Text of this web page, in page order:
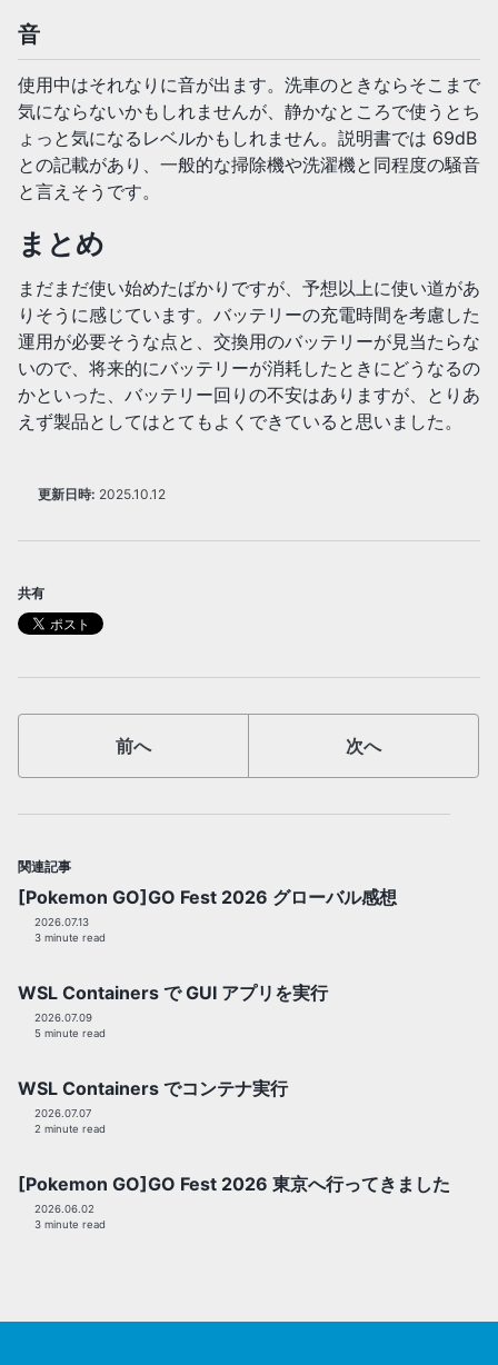
音
使用中はそれなりに音が出ます。洗車のときならそこまで
気にならないかもしれませんが、静かなところで使うとち
ょっと気になるレベルかもしれません。説明書では 69dB
との記載があり、一般的な掃除機や洗濯機と同程度の騒音
と言えそうです。
まとめ
まだまだ使い始めたばかりですが、予想以上に使い道があ
りそうに感じています。バッテリーの充電時間を考慮した
運用が必要そうな点と、交換用のバッテリーが見当たらな
いので、将来的にバッテリーが消耗したときにどうなるの
かといった、バッテリー回りの不安はありますが、とりあ
えず製品としてはとてもよくできていると思いました。
更新日時: 2025.10.12
共有
前へ 次へ
関連記事
[Pokemon GO]GO Fest 2026 グローバル感想
2026.07.13
3 minute read
WSL Containers で GUI アプリを実行
2026.07.09
5 minute read
WSL Containers でコンテナ実行
2026.07.07
2 minute read
[Pokemon GO]GO Fest 2026 東京へ行ってきました
2026.06.02
3 minute read